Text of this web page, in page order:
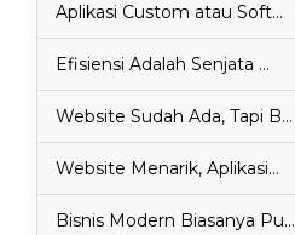
Aplikasi Custom atau Soft…
Efisiensi Adalah Senjata …
Website Sudah Ada, Tapi B…
Website Menarik, Aplikasi…
Bisnis Modern Biasanya Pu…